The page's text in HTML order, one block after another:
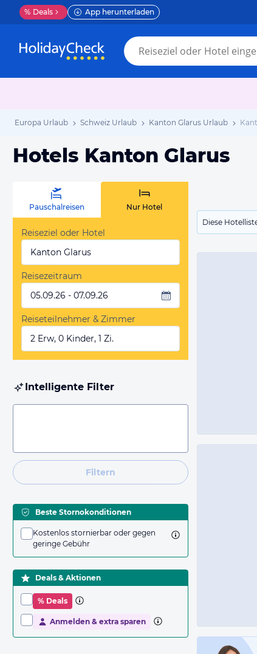
% Deals App herunterladen
Europa Urlaub Schweiz Urlaub Kanton Glarus Urlaub
Hotels Kanton Glarus
Diese
Pauschalreisen Nur Hotel
Reiseziel oder Hotel
Kanton Glarus
Reisezeitraum
05.09.26 - 07.09.26
Reiseteilnehmer & Zimmer
2 Erw, 0 Kinder, 1 Zi.
Intelligente Filter
Filtern
Beste Stornokonditionen
Kostenlos stornierbar oder gegen
geringe Gebühr
Deals & Aktionen
% Deals
Anmelden & extra sparen